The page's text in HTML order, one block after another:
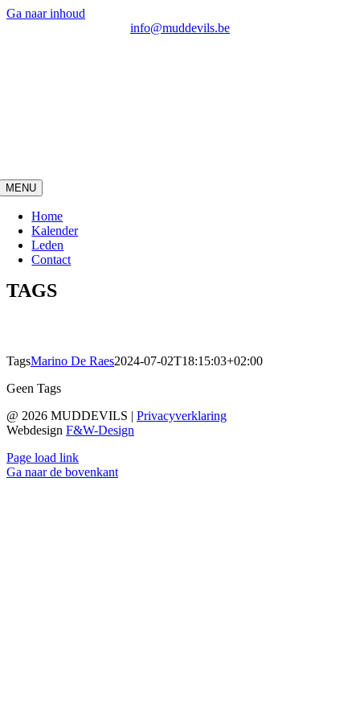
Ga naar inhoud
info@muddevils.be
MENU
Home
Kalender
Leden
Contact
TAGS
TagsMarino De Raes2024-07-02T18:15:03+02:00
Geen Tags
@ 2026 MUDDEVILS | Privacyverklaring
Webdesign F&W-Design
Page load link
Ga naar de bovenkant